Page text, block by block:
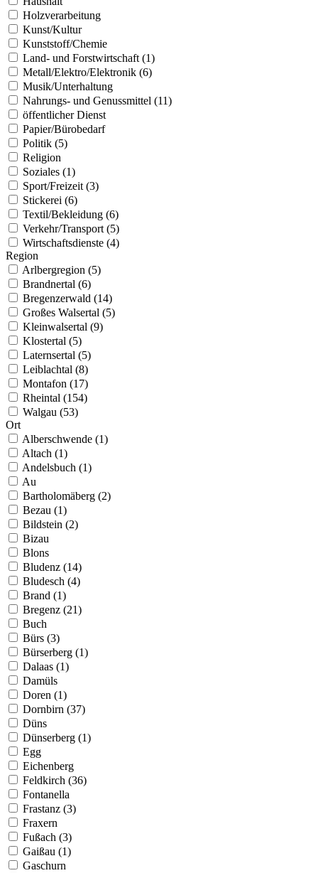
Holzverarbeitung
Kunst/Kultur
Kunststoff/Chemie
Land- und Forstwirtschaft (1)
Metall/Elektro/Elektronik (6)
Musik/Unterhaltung
Nahrungs- und Genussmittel (11)
öffentlicher Dienst
Papier/Bürobedarf
Politik (5)
Religion
Soziales (1)
Sport/Freizeit (3)
Stickerei (6)
Textil/Bekleidung (6)
Verkehr/Transport (5)
Wirtschaftsdienste (4)
Region
Arlbergregion (5)
Brandnertal (6)
Bregenzerwald (14)
Großes Walsertal (5)
Kleinwalsertal (9)
Klostertal (5)
Laternsertal (5)
Leiblachtal (8)
Montafon (17)
Rheintal (154)
Walgau (53)
Ort
Alberschwende (1)
Altach (1)
Andelsbuch (1)
Au
Bartholomäberg (2)
Bezau (1)
Bildstein (2)
Bizau
Blons
Bludenz (14)
Bludesch (4)
Brand (1)
Bregenz (21)
Buch
Bürs (3)
Bürserberg (1)
Dalaas (1)
Damüls
Doren (1)
Dornbirn (37)
Düns
Dünserberg (1)
Egg
Eichenberg
Feldkirch (36)
Fontanella
Frastanz (3)
Fraxern
Fußach (3)
Gaißau (1)
Gaschurn